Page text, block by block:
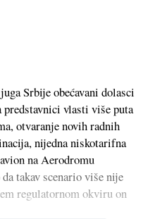
Srbije obećavani dolasci
vlasti više puta
otvaranje novih radnih
nijedna niskotarifna
na Aerodromu
takav scenario više nije
regulatornom okviru on